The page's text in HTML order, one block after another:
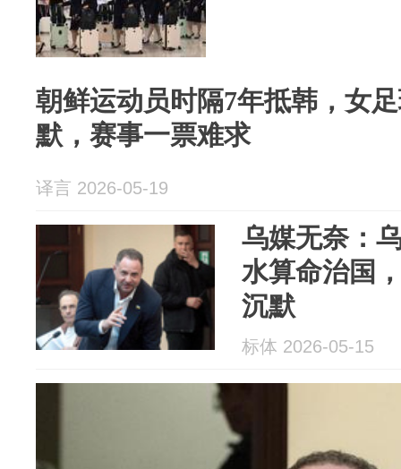
朝鲜运动员时隔7年抵韩，女
默，赛事一票难求
译言 2026-05-19
乌媒无奈：
水算命治国
沉默
标体 2026-05-15